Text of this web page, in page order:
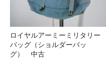
ロイヤルアーミーミリタリー
バッグ（ショルダーバッ
グ） 中古